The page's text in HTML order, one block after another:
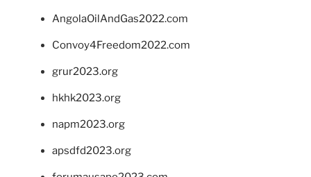
AngolaOilAndGas2022.com
Convoy4Freedom2022.com
grur2023.org
hkhk2023.org
napm2023.org
apsdfd2023.org